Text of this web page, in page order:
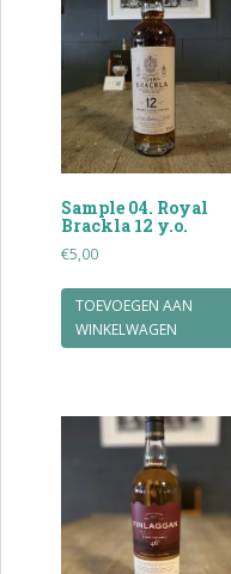
Sample 04. Royal
Brackla 12 y.o.
€5,00
TOEVOEGEN AAN
WINKELWAGEN